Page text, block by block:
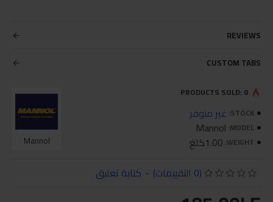
REVIEWS
CUSTOM TABS
STOCK: غير متوفر
MODEL:
Mannol
WEIGHT: 1.00كلغ Mannol
PRODUCTS SOLD: 0
(0 التقييمات) - كتابة تعليق